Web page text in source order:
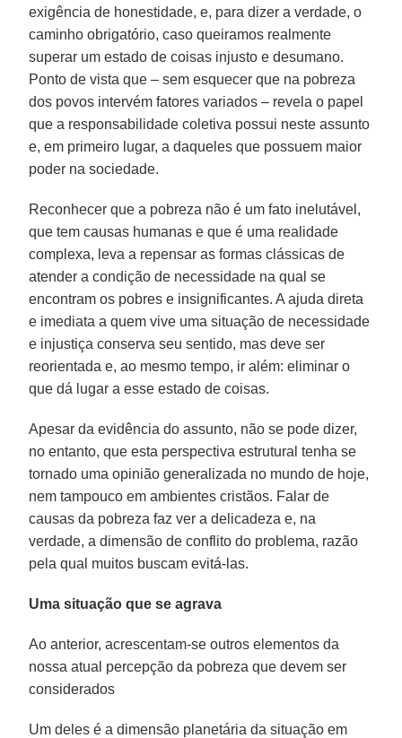
exigência de honestidade, e, para dizer a verdade, o
caminho obrigatório, caso queiramos realmente
superar um estado de coisas injusto e desumano.
Ponto de vista que – sem esquecer que na pobreza
dos povos intervém fatores variados – revela o papel
que a responsabilidade coletiva possui neste assunto
e, em primeiro lugar, a daqueles que possuem maior
poder na sociedade.
Reconhecer que a pobreza não é um fato inelutável,
que tem causas humanas e que é uma realidade
complexa, leva a repensar as formas clássicas de
atender a condição de necessidade na qual se
encontram os pobres e insignificantes. A ajuda direta
e imediata a quem vive uma situação de necessidade
e injustiça conserva seu sentido, mas deve ser
reorientada e, ao mesmo tempo, ir além: eliminar o
que dá lugar a esse estado de coisas.
Apesar da evidência do assunto, não se pode dizer,
no entanto, que esta perspectiva estrutural tenha se
tornado uma opinião generalizada no mundo de hoje,
nem tampouco em ambientes cristãos. Falar de
causas da pobreza faz ver a delicadeza e, na
verdade, a dimensão de conflito do problema, razão
pela qual muitos buscam evitá-las.
Uma situação que se agrava
Ao anterior, acrescentam-se outros elementos da
nossa atual percepção da pobreza que devem ser
considerados
Um deles é a dimensão planetária da situação em